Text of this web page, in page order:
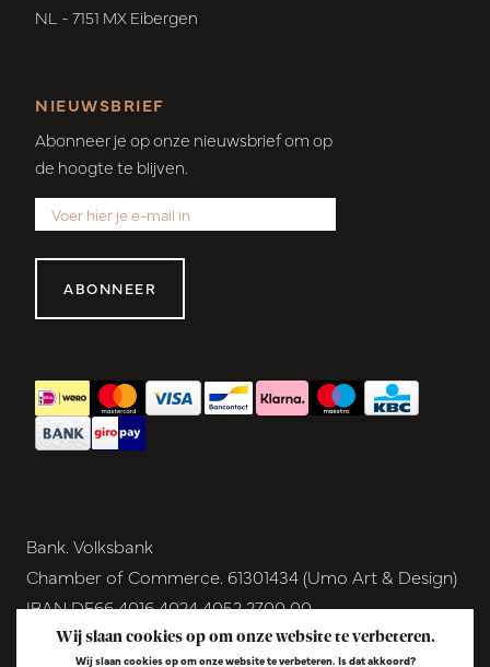
NL - 7151 MX Eibergen
NIEUWSBRIEF
Abonneer je op onze nieuwsbrief om op
de hoogte te blijven.
ABONNEER
Bank. Volksbank
Chamber of Commerce. 61301434 (Umo Art & Design)
IBAN DE66 4016 4024 4052 2700 00
BIC GENODEM1GRN
Wij slaan cookies op om onze website te verbeteren.
Wij slaan cookies op om onze website te verbeteren. Is dat akkoord?